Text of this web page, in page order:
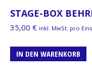
STAGE-BOX
35,00 € inkl. MwSt. pro
IN DEN WARENKORB